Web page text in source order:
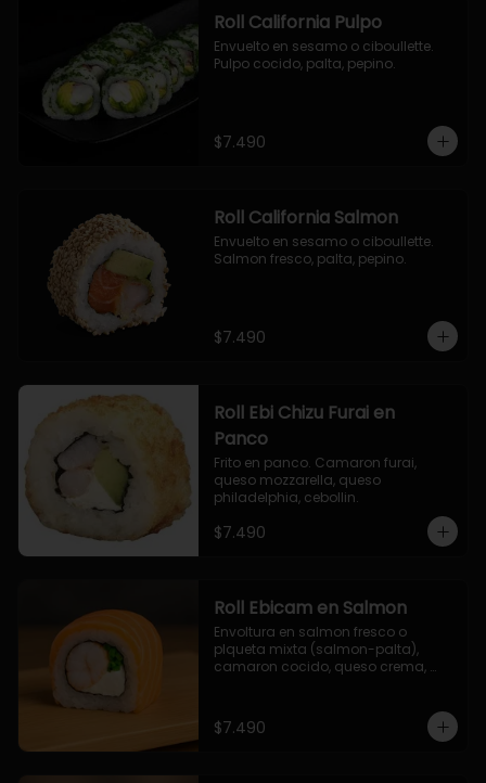
Roll California Pulpo
Envuelto en sesamo o ciboullette.
Pulpo cocido, palta, pepino.
$7.490
Roll California Salmon
Envuelto en sesamo o ciboullette.
Salmon fresco, palta, pepino.
$7.490
Roll Ebi Chizu Furai en
Panco
Frito en panco. Camaron furai,
queso mozzarella, queso
philadelphia, cebollin.
$7.490
Roll Ebicam en Salmon
Envoltura en salmon fresco o
plqueta mixta (salmon-palta),
camaron cocido, queso crema,
$7.490